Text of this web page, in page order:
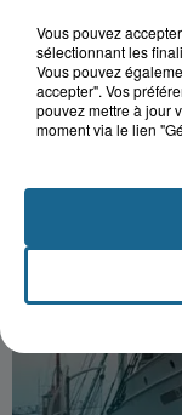
Vous pouvez
sélectionnant les
Vous pouvez
accepter". Vos
pouvez mettre à jour
moment via le lien